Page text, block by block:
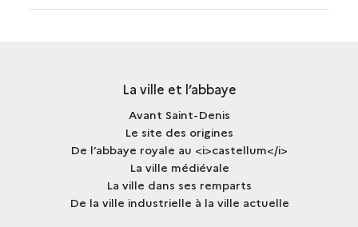
La ville et l’abbaye
Avant Saint-Denis
Le site des origines
De l’abbaye royale au <i>castellum</i>
La ville médiévale
La ville dans ses remparts
De la ville industrielle à la ville actuelle